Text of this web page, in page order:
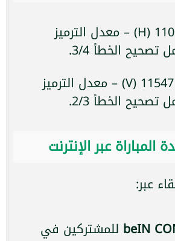
نايل سات: 11013 (H) – معدل الترميز
سهيل سات: 11547 (V) – معدل الترميز
عبر الإنترنت
عبر:
للمشتركين في